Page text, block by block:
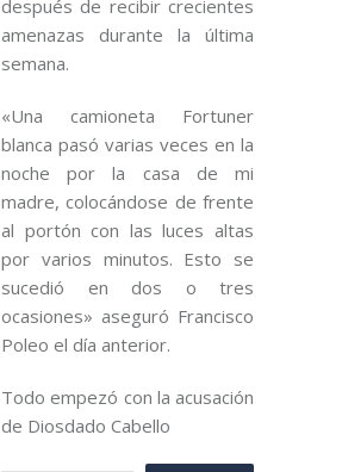
después de recibir crecientes
amenazas durante la última
semana.
«Una camioneta Fortuner
blanca pasó varias veces en la
noche por la casa de mi
madre, colocándose de frente
al portón con las luces altas
por varios minutos. Esto se
sucedió en dos o tres
ocasiones» aseguró Francisco
Poleo el día anterior.
Todo empezó con la acusación
de Diosdado Cabello